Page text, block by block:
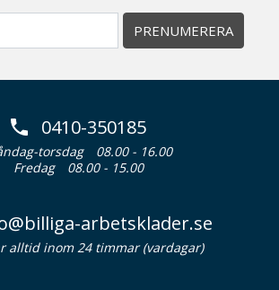
PRENUMERERA
0410-350185
torsdag
08.00 - 16.00
Fredag
08.00 - 15.00
arbetsklader.se
alltid inom 24 timmar (vardagar)